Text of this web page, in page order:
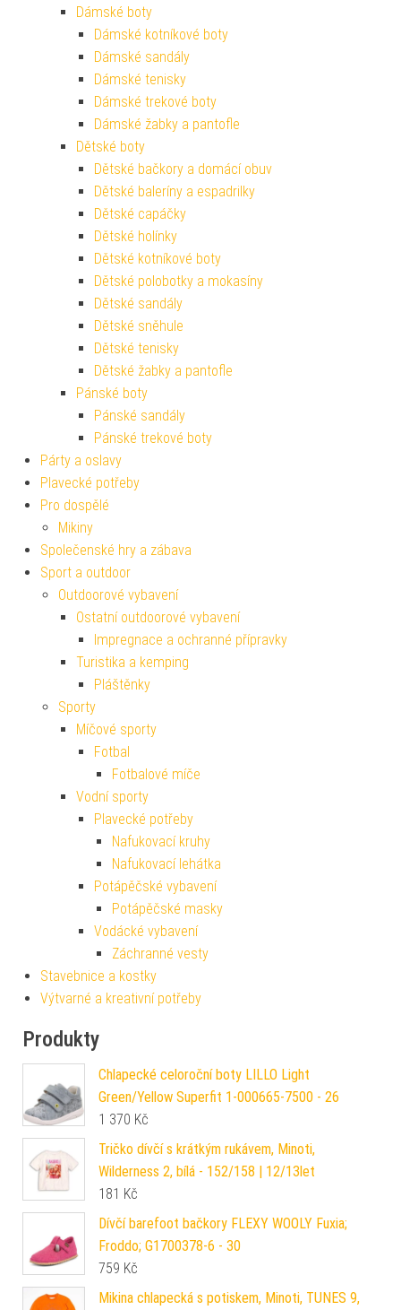
Dámské boty
Dámské kotníkové boty
Dámské sandály
Dámské tenisky
Dámské trekové boty
Dámské žabky a pantofle
Dětské boty
Dětské bačkory a domácí obuv
Dětské baleríny a espadrilky
Dětské capáčky
Dětské holínky
Dětské kotníkové boty
Dětské polobotky a mokasíny
Dětské sandály
Dětské sněhule
Dětské tenisky
Dětské žabky a pantofle
Pánské boty
Pánské sandály
Pánské trekové boty
Párty a oslavy
Plavecké potřeby
Pro dospělé
Mikiny
Společenské hry a zábava
Sport a outdoor
Outdoorové vybavení
Ostatní outdoorové vybavení
Impregnace a ochranné přípravky
Turistika a kemping
Pláštěnky
Sporty
Míčové sporty
Fotbal
Fotbalové míče
Vodní sporty
Plavecké potřeby
Nafukovací kruhy
Nafukovací lehátka
Potápěčské vybavení
Potápěčské masky
Vodácké vybavení
Záchranné vesty
Stavebnice a kostky
Výtvarné a kreativní potřeby
Produkty
Chlapecké celoroční boty LILLO Light
Green/Yellow Superfit 1-000665-7500 - 26
1 370 Kč
Tričko dívčí s krátkým rukávem, Minoti,
Wilderness 2, bílá - 152/158 | 12/13let
181 Kč
Dívčí barefoot bačkory FLEXY WOOLY Fuxia;
Froddo; G1700378-6 - 30
759 Kč
Mikina chlapecká s potiskem, Minoti, TUNES 9,